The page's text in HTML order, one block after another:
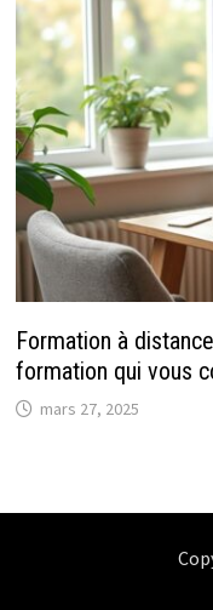
Formation à
formation qui vous
mars 27, 2025